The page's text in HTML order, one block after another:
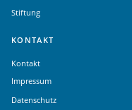
Stiftung
KONTAKT
Kontakt
Impressum
Datenschutz